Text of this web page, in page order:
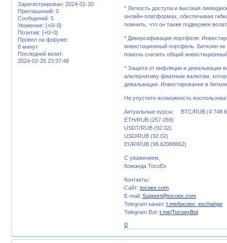
Зарегистрирован: 2024-01-20
Приглашений: 0
Сообщений: 5
Уважение: [+0/-0]
Позитив: [+0/-0]
Провел на форуме:
8 минут
Последний визит:
2024-02-25 23:37:48
* Легкость доступа и высокая
онлайн-платформах, обеспечивая
помнить, что он также подвержен
* Диверсификация портфеля:
инвестиционный портфель. Биткоин
помочь снизить общий
* Защита от инфляции и девальвации
альтернативу фиатным валютам,
девальвации. Инвестирование в
Не упустите возможность
Актуальные курсы: BTC/RUB (4 748
ETH/RUB (257 059)
USDT/RUB (92.02)
USD/RUB (92.02)
EUR/RUB (98.62988862)
С уважением,
Команда TocoEx
Контакты:
Сайт:tocoex.com
E-mail:Support@tocoex.com
Telegram канал:t.me/tocoex_exchange
Telegram Bot:t.me/TocoexBot
0